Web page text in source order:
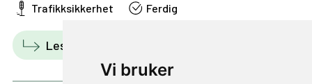
Vi bruker
Trafikksikkerhet Ferdig
Les mer